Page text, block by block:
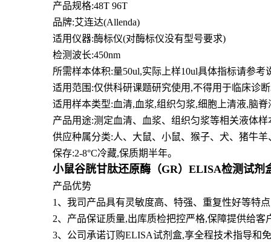
产品规格:48T 96T
品牌:艾连达(Allenda)
适用仪器:酶标仪(对酶标仪没有型号要求)
检测波长:450nm
所需样本体积:量50ul,实际上样10ul具体指标请参考
适用范围:仅供科研课题研究使用,不得用于临床诊
适用样本类型:血清,血浆,组织匀浆,细胞上清液,脑
产品用途:测定血清、血浆、组织匀浆等相关液体样
供应种属分类:人、大鼠、小鼠、猴子、犬、猪牛
保存:2-8°C冷藏,保质期半年。
小鼠谷胱甘肽还原酶（GR）ELISA检测试剂
产品优势
1 、 我司产品具有灵敏度高、特强、重复性好等特
2、产品保证质量,出库质检把控严格,保障提供给
3、公司承诺订购ELISA试剂盒,享全程技术指导和